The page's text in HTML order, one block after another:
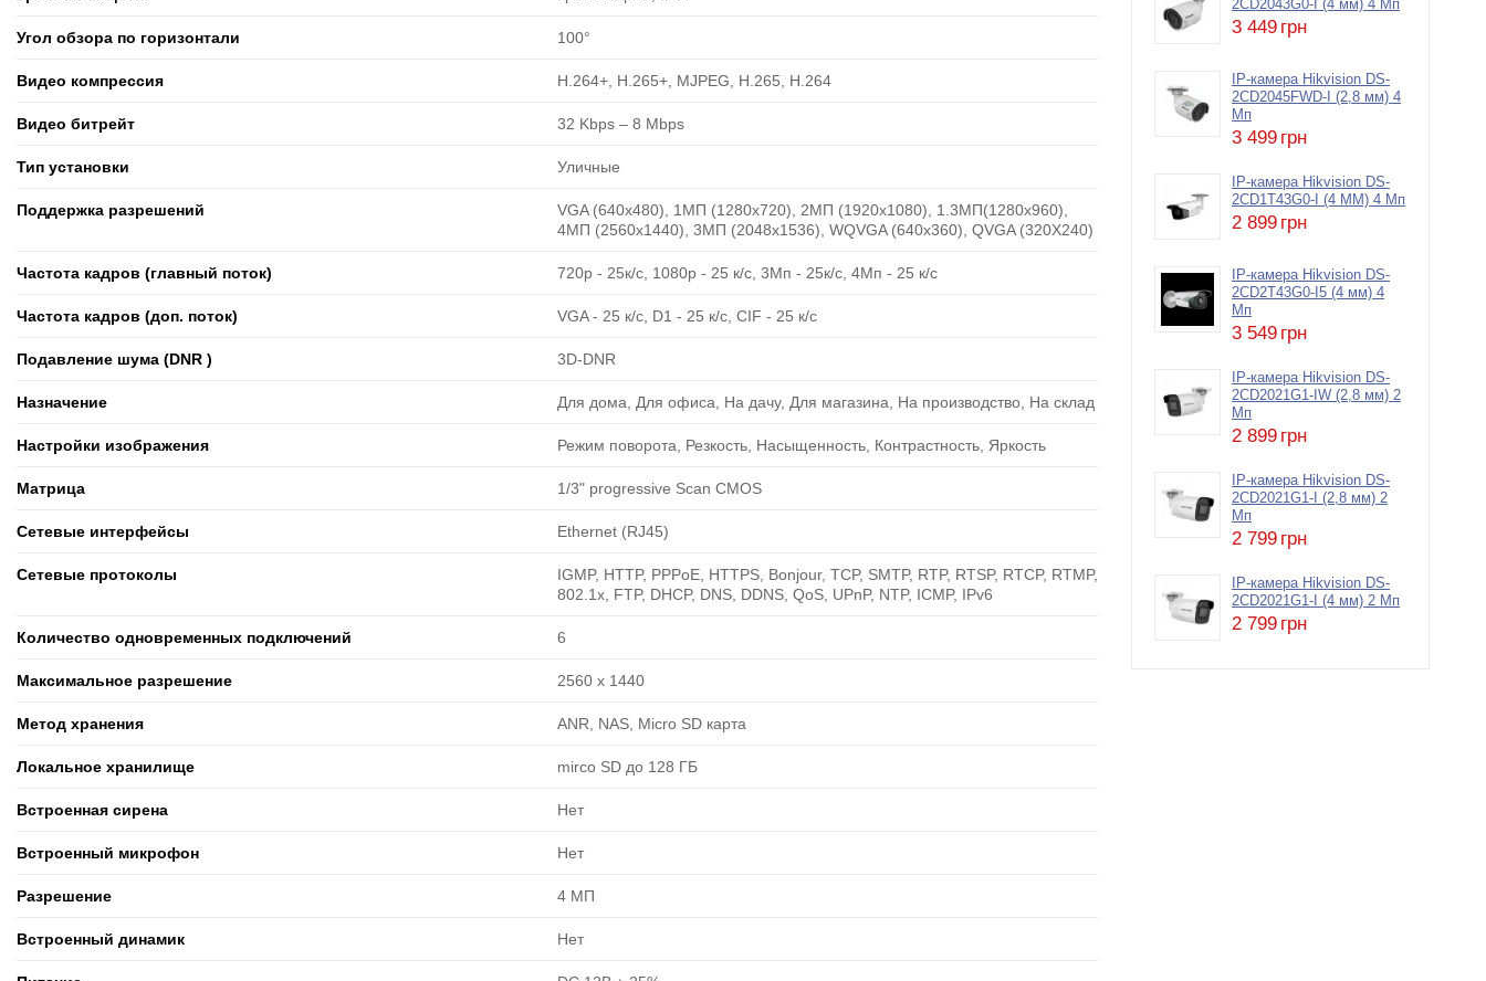
Угол обзора по горизонтали 100°
Видео компрессия H.264+, H.265+, MJPEG, H.265, H.264
Видео битрейт 32 Kbps – 8 Mbps
Тип установки Уличные
Поддержка разрешений
VGA (640x480), 1МП (1280x720), 2МП (1920х1080), 1.3MП(1280x960),
4МП (2560х1440), 3MП (2048x1536), WQVGA (640x360), QVGA (320X240)
Частота кадров (главный поток) 720р - 25к/с, 1080р - 25 к/с, 3Мп - 25к/с, 4Мп - 25 к/с
Частота кадров (доп. поток) VGA - 25 к/с, D1 - 25 к/c, CIF - 25 к/с
Подавление шума (DNR ) 3D-DNR
Назначение Для дома, Для офиса, На дачу, Для магазина, На производство, На склад
Настройки изображения Режим поворота, Резкость, Насыщенность, Контрастность, Яркость
Матрица 1/3" progressive Scan CMOS
Сетевые интерфейсы Ethernet (RJ45)
Сетевые протоколы
IGMP, HTTP, PPPoE, HTTPS, Bonjour, TCP, SMTP, RTP, RTSP, RTCP, RTMP,
802.1x, FTP, DHCP, DNS, DDNS, QoS, UPnP, NTP, ICMP, IPv6
Количество одновременных подключений 6
Максимальное разрешение 2560 х 1440
Метод хранения ANR, NAS, Micro SD карта
Локальное хранилище mirco SD до 128 ГБ
Встроенная сирена Нет
Встроенный микрофон Нет
Разрешение 4 МП
Встроенный динамик Нет
2CD2043G0-I (4 мм) 4 Мп
3 449 грн
IP-камера Hikvision DS-
2CD2045FWD-I (2,8 мм) 4
Мп
3 499 грн
IP-камера Hikvision DS-
2CD1T43G0-I (4 ММ) 4 Мп
2 899 грн
IP-камера Hikvision DS-
2CD2T43G0-I5 (4 мм) 4
Мп
3 549 грн
IP-камера Hikvision DS-
2CD2021G1-IW (2,8 мм) 2
Мп
2 899 грн
IP-камера Hikvision DS-
2CD2021G1-I (2,8 мм) 2
Мп
2 799 грн
IP-камера Hikvision DS-
2CD2021G1-I (4 мм) 2 Мп
2 799 грн